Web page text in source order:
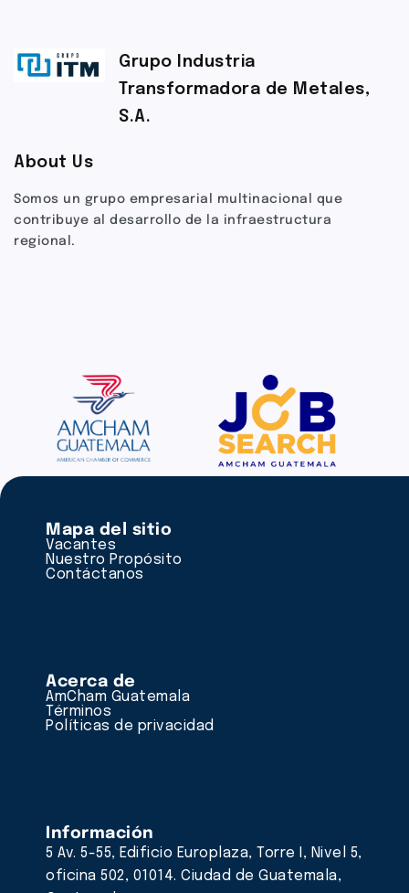
Grupo Industria
Transformadora de Metales,
S.A.
About Us
Somos un grupo empresarial multinacional que
contribuye al desarrollo de la infraestructura
regional.
Mapa del sitio
Vacantes
Nuestro Propósito
Contáctanos
Acerca de
AmCham Guatemala
Términos
Políticas de privacidad
Información
5 Av. 5-55, Edificio Europlaza, Torre I, Nivel 5,
oficina 502, 01014. Ciudad de Guatemala,